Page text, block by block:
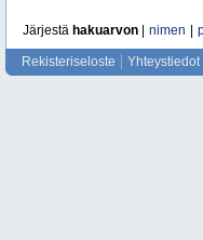
Järjestä hakuarvon nimen
Rekisteriseloste Yhteystiedot